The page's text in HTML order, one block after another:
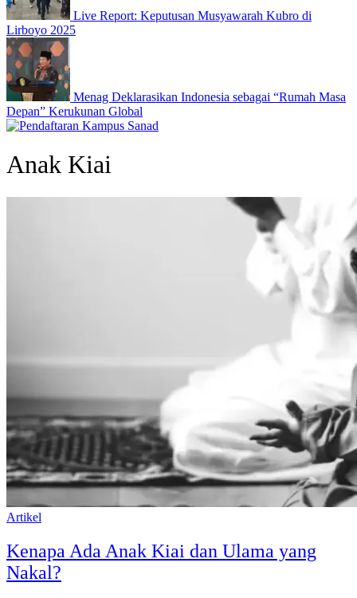
Live Report: Keputusan Musyawarah Kubro di
Lirboyo 2025
Menag Deklarasikan Indonesia sebagai “Rumah Masa
Depan” Kerukunan Global
Anak Kiai
Artikel
Kenapa Ada Anak Kiai dan Ulama yang
Nakal?